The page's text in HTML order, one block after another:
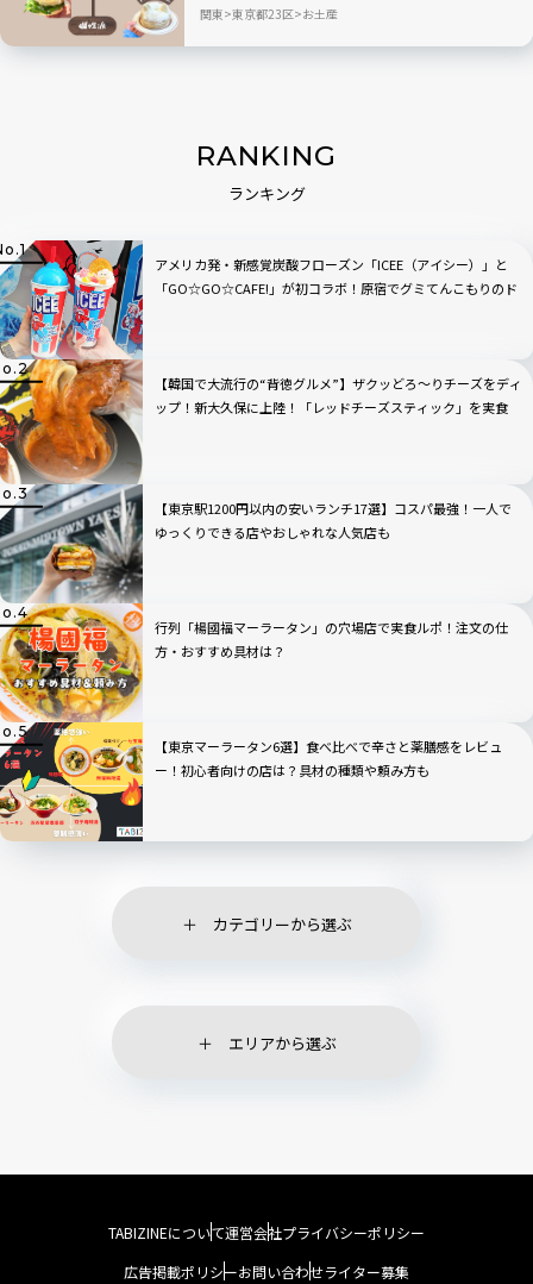
ー
関東 東京都23区 お土産
RANKING
ランキング
アメリカ発・新感覚炭酸フローズン「ICEE（アイシー）」と
「GO☆GO☆CAFE!」が初コラボ！原宿でグミてんこもりのド
【韓国で大流行の“背徳グルメ”】ザクッどろ～りチーズをディ
ップ！新大久保に上陸！「レッドチーズスティック」を実食
【東京駅1200円以内の安いランチ17選】コスパ最強！一人で
ゆっくりできる店やおしゃれな人気店も
行列「楊國福マーラータン」の穴場店で実食ルポ！注文の仕
方・おすすめ具材は？
【東京マーラータン6選】食べ比べで辛さと薬膳感をレビュ
ー！初心者向けの店は？具材の種類や頼み方も
カテゴリーから選ぶ
エリアから選ぶ
TABIZINEについて運営会社プライバシーポリシー
広告掲載ポリシーお問い合わせライター募集